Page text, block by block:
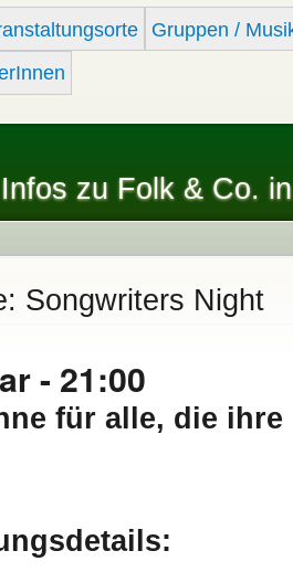
Gruppen /
Infos zu Folk & Co.
Songwriters Night
- 21:00
für alle, die